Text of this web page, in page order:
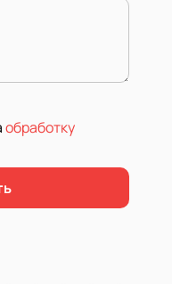
обработку